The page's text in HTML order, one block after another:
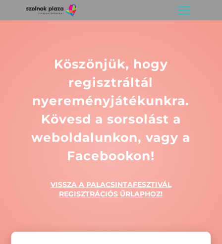
Köszönjük, hogy
regisztráltál
nyereményjátékunkra.
Kövesd a sorsolást a
weboldalunkon, vagy a
Facebookon!
VISSZA A PALACSINTAFESZTIVÁL
REGISZTRÁCIÓS ŰRLAPHOZ!